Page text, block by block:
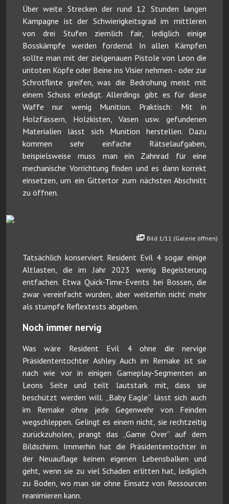
Über weite Strecken der rund 12 Stunden langen
Kampagne ist der Schwierigkeitsgrad im mittleren
von drei Stufen ziemlich fair, lediglich einige
Bosskämpfe werden fordernd. In allen Kämpfen
sollte man mit der zielgenauen Pistole von Leon die
untoten Köpfe oder Beine ins Visier nehmen - oder zur
Schrotflinte greifen, was die Bedrohung meist mit
einem Schuss erledigt. Allerdings gibt es für diese
Waffe nur wenig Munition. Praktisch: Mit in
Holzfässern, Holzkisten, Vasen usw. gefundenen
Materialien lässt sich Munition herstellen. Dazu
kommen sehr einfache Rätselaufgaben,
beispielsweise muss man ein Zahnrad für eine
mechanische Vorrichtung finden und es dann korrekt
einsetzen, um ein Gittertor zum nächsten Abschnitt
zu öffnen.
Bild 1/11 (Galerie öffnen)
Tatsächlich konserviert Resident Evil 4 sogar einige
Altlasten, die im Jahr 2023 wenig Begeisterung
entfachen. Etwa Quick-Time-Events bei Bossen, die
zwar vereinfacht wurden, aber weiterhin nicht mehr
als stumpfe Reflextests abgeben.
Noch immer nervig
Was wäre Resident Evil 4 ohne die nervige
Präsidententochter Ashley. Auch im Remake ist sie
nach wie vor in einigen Gameplay-Segmenten an
Leons Seite und teilt lautstark mit, dass sie
beschützt werden will. „Baby Eagle“ lässt sich auch
im Remake ohne jede Gegenwehr von Feinden
wegschleppen. Gelingt es einem nicht, sie rechtzeitig
zurückzuholen, prangt das „Game Over“ auf dem
Bildschirm. Immerhin hat die Präsidententochter in
der Neuauflage keinen eigenen Lebensbalken und
geht, wenn sie zu viel Schaden erlitten hat, lediglich
zu Boden, wo man sie ohne Einsatz von Ressourcen
reanimieren kann.